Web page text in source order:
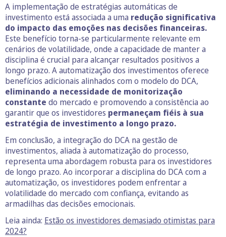
A implementação de estratégias automáticas de
investimento está associada a uma redução significativa
do impacto das emoções nas decisões financeiras.
Este benefício torna-se particularmente relevante em
cenários de volatilidade, onde a capacidade de manter a
disciplina é crucial para alcançar resultados positivos a
longo prazo. A automatização dos investimentos oferece
benefícios adicionais alinhados com o modelo do DCA,
eliminando a necessidade de monitorização
constante do mercado e promovendo a consistência ao
garantir que os investidores permaneçam fiéis à sua
estratégia de investimento a longo prazo.
Em conclusão, a integração do DCA na gestão de
investimentos, aliada à automatização do processo,
representa uma abordagem robusta para os investidores
de longo prazo. Ao incorporar a disciplina do DCA com a
automatização, os investidores podem enfrentar a
volatilidade do mercado com confiança, evitando as
armadilhas das decisões emocionais.
Leia ainda: Estão os investidores demasiado otimistas para
2024?